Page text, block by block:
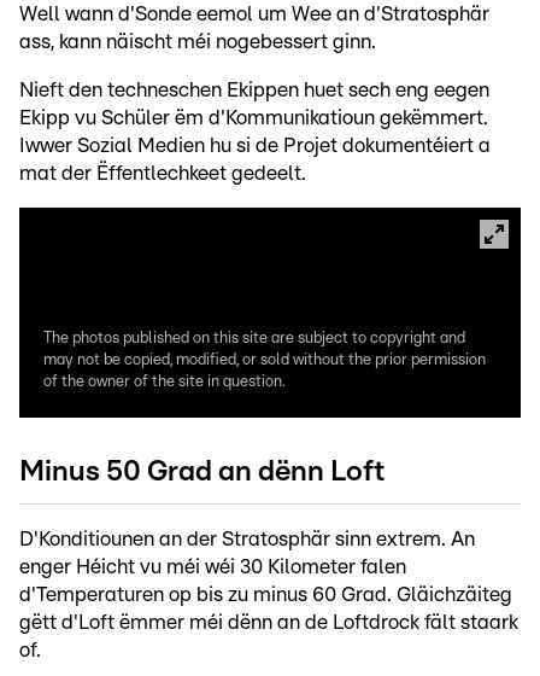
Well wann d'Sonde eemol um Wee an d'Stratosphär
ass, kann näischt méi nogebessert ginn.
Nieft den techneschen Ekippen huet sech eng eegen
Ekipp vu Schüler ëm d'Kommunikatioun gekëmmert.
Iwwer Sozial Medien hu si de Projet dokumentéiert a
mat der Ëffentlechkeet gedeelt.
The photos published on this site are subject to copyright and
may not be copied, modified, or sold without the prior permission
of the owner of the site in question.
Minus 50 Grad an dënn Loft
D'Konditiounen an der Stratosphär sinn extrem. An
enger Héicht vu méi wéi 30 Kilometer falen
d'Temperaturen op bis zu minus 60 Grad. Gläichzäiteg
gëtt d'Loft ëmmer méi dënn an de Loftdrock fält staark
of.